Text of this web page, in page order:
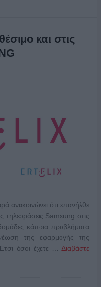
και στις
ανακοινώνει ότι επανήλθε
τηλεοράσεις Samsung στις
κάποια προβλήματα
της εφαρμογής της
όσοι έχετε …Διαβάστε